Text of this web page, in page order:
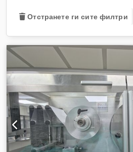
Отстранете ги сите филтри